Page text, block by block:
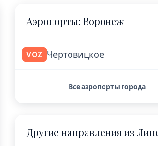
Аэропорты: Воронеж
VOZ Чертовицкое
Все аэропорты города
Другие направления из